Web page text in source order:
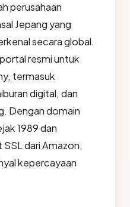
perusahaan
Jepang yang
secara global.
resmi untuk
termasuk
digital, dan
Dengan domain
1989 dan
dari Amazon,
kepercayaan